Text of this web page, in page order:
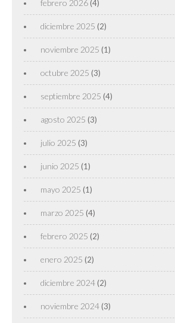
febrero 2026 (4)
diciembre 2025 (2)
noviembre 2025 (1)
octubre 2025 (3)
septiembre 2025 (4)
agosto 2025 (3)
julio 2025 (3)
junio 2025 (1)
mayo 2025 (1)
marzo 2025 (4)
febrero 2025 (2)
enero 2025 (2)
diciembre 2024 (2)
noviembre 2024 (3)